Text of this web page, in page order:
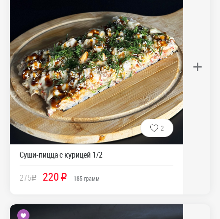
2
Суши-пицца с курицей 1/2
275R 220R 185грамм
+